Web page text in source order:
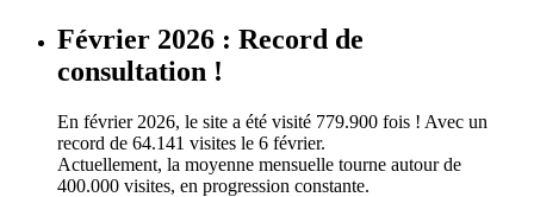
Février 2026 : Record de
consultation !
En février 2026, le site a été visité 779.900 fois ! Avec un
record de 64.141 visites le 6 février.
Actuellement, la moyenne mensuelle tourne autour de
400.000 visites, en progression constante.